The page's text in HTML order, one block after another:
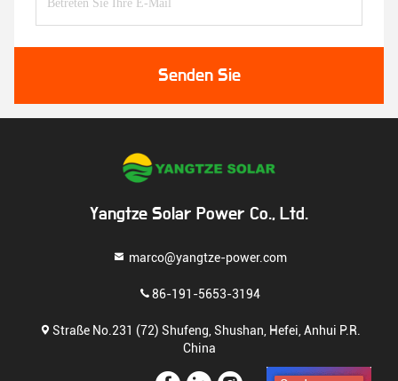
Senden Sie
Yangtze Solar Power Co., Ltd.
marco@yangtze-power.com
86-191-5653-3194
Straße No.231 (72) Shufeng, Shushan, Hefei, Anhui P.R.
China